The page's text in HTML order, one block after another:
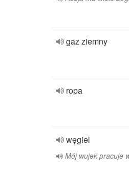
gaz ziemny
ropa
węgiel
Mój wujek pracuje